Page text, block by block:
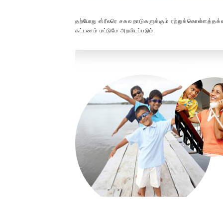
தற்போது ஸ்ரீலரெ சகல நாடுகளுக்கும்
கட்டணம் மட்டுமே அறவிடப்படும்.